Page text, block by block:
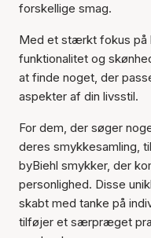
forskellige smag.
Med et stærkt fokus på
funktionalitet og
at finde noget, der
aspekter af din livsstil.
For dem, der søger
deres smykkesamling,
byBiehl smykker, der
personlighed. Disse
skabt med tanke på
tilføjer et særpræget